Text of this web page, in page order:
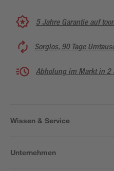
5 Jahre Garantie auf
Sorglos, 90 Tage
Abholung im Markt in 2
Wissen & Service
Unternehmen